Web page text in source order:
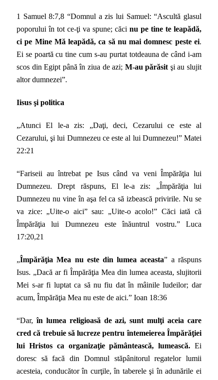
1 Samuel 8:7,8 “Domnul a zis lui Samuel: “Ascultă glasul
poporului în tot ce-ţi va spune; căci nu pe tine te leapădă,
ci pe Mine Mă leapădă, ca să nu mai domnesc peste ei.
Ei se poartă cu tine cum s-au purtat totdeauna de când i-am
scos din Egipt până în ziua de azi; M-au părăsit şi au slujit
altor dumnezei”.
Iisus şi politica
„Atunci El le-a zis: „Daţi, deci, Cezarului ce este al
Cezarului, şi lui Dumnezeu ce este al lui Dumnezeu!” Matei
22:21
“Fariseii au întrebat pe Isus când va veni Împărăţia lui
Dumnezeu. Drept răspuns, El le-a zis: „Împărăţia lui
Dumnezeu nu vine în aşa fel ca să izbească privirile. Nu se
va zice: „Uite-o aici” sau: „Uite-o acolo!” Căci iată că
Împărăţia lui Dumnezeu este înăuntrul vostru.” Luca
17:20,21
„Împărăţia Mea nu este din lumea aceasta” a răspuns
Isus. „Dacă ar fi Împărăţia Mea din lumea aceasta, slujitorii
Mei s-ar fi luptat ca să nu fiu dat în mâinile Iudeilor; dar
acum, Împărăţia Mea nu este de aici.” Ioan 18:36
“Dar,în lumea religioasă de azi, sunt mulţi aceia care
cred că trebuie să lucreze pentru întemeierea Împărăţiei
lui Hristos ca organizaţie pământească, lumească. Ei
doresc să facă din Domnul stăpânitorul regatelor lumii
acesteia, conducător în curţile, în taberele şi în adunările ei